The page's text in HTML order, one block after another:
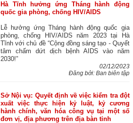
Hà Tĩnh hưởng ứng Tháng hành động
quốc gia phòng, chống HIV/AIDS
Lễ hưởng ứng Tháng hành động quốc gia
phòng, chống HIV/AIDS năm 2023 tại Hà
Tĩnh với chủ đề “Cộng đồng sáng tạo - Quyết
tâm chấm dứt dịch bệnh AIDS vào năm
2030!”
02/12/2023
Đăng bởi: Ban biên tập
Sở Nội vụ: Quyết định về việc kiểm tra đột
xuất việc thực hiện kỷ luật, kỷ cương
hành chính, văn hóa công vụ tại một số
đơn vị, địa phương trên địa bàn tỉnh